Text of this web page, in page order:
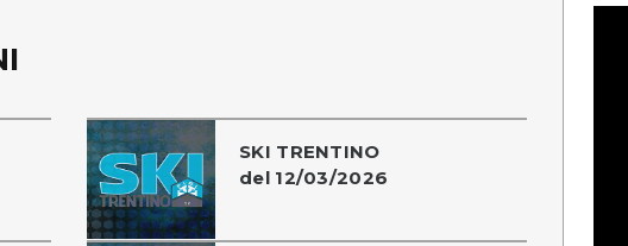
SKI TRENTINO
del 12/03/2026